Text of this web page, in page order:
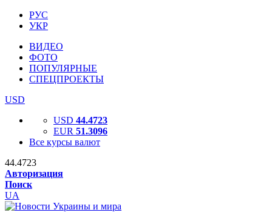
РУС
УКР
ВИДЕО
ФОТО
ПОПУЛЯРНЫЕ
СПЕЦПРОЕКТЫ
USD
USD 44.4723
EUR 51.3096
Все курсы валют
44.4723
Авторизация
Поиск
UA